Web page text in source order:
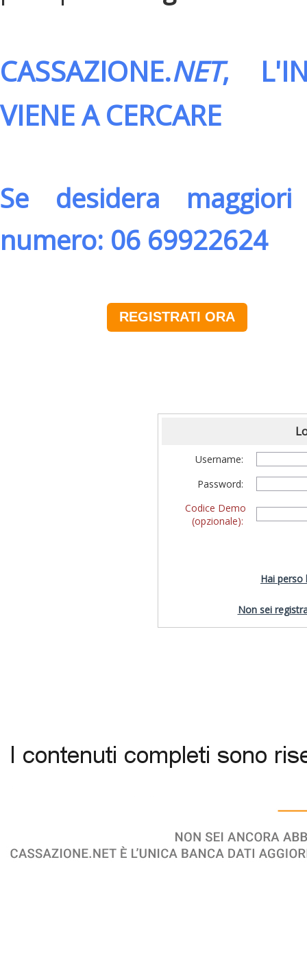
CASSAZIONE.NET,
VIENE A CERCARE
Se desidera
numero: 06 69922624
REGISTRATI ORA
Username:
Password:
Codice Demo
(opzionale):
Hai perso
Non sei